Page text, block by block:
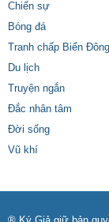
Chiến sự
Bóng đá
Tranh chấp Biển Đông
Du lịch
Truyện ngắn
Đắc nhân tâm
Đời sống
Vũ khí